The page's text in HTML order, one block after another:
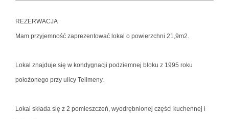
REZERWACJA
Mam przyjemność zaprezentować lokal o powierzchni 21,9m2.
Lokal znajduje się w kondygnacji podziemnej bloku z 1995 roku
położonego przy ulicy Telimeny.
Lokal składa się z 2 pomieszczeń, wyodrębnionej części kuchennej i